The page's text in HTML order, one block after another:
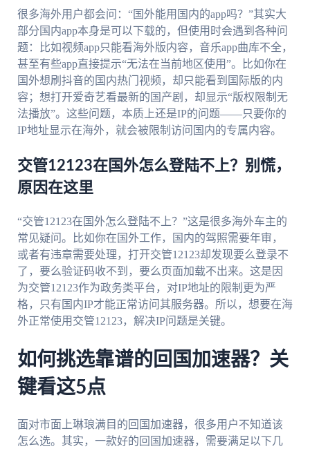
很多海外用户都会问：“国外能用国内的app吗？”其实大
部分国内app本身是可以下载的，但使用时会遇到各种问
题：比如视频app只能看海外版内容，音乐app曲库不全，
甚至有些app直接提示“无法在当前地区使用”。比如你在
国外想刷抖音的国内热门视频，却只能看到国际版的内
容；想打开爱奇艺看最新的国产剧，却显示“版权限制无
法播放”。这些问题，本质上还是IP的问题——只要你的
IP地址显示在海外，就会被限制访问国内的专属内容。
交管12123在国外怎么登陆不上？别慌，
原因在这里
“交管12123在国外怎么登陆不上？”这是很多海外车主的
常见疑问。比如你在国外工作，国内的驾照需要年审，
或者有违章需要处理，打开交管12123却发现要么登录不
了，要么验证码收不到，要么页面加载不出来。这是因
为交管12123作为政务类平台，对IP地址的限制更为严
格，只有国内IP才能正常访问其服务器。所以，想要在海
外正常使用交管12123，解决IP问题是关键。
如何挑选靠谱的回国加速器？关
键看这5点
面对市面上琳琅满目的回国加速器，很多用户不知道该
怎么选。其实，一款好的回国加速器，需要满足以下几